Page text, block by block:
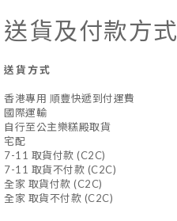
送貨及付款方式
送貨方式
香港專用 順豐快遞到付運費
國際運輸
自行至公主樂糕殿取貨
宅配
7-11 取貨付款 (C2C)
7-11 取貨不付款 (C2C)
全家 取貨付款 (C2C)
全家 取貨不付款 (C2C)